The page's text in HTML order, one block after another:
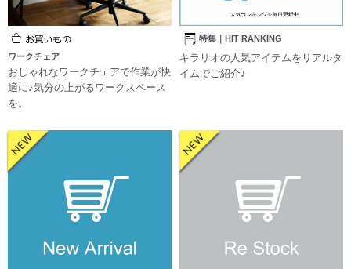
ワークチェア
おしゃれなワークチェアで作業が快
適に♪気分の上がるワークスペース
を。
特集｜HIT RANKING
キラリオの人気アイテムをリアルタ
イムでご紹介♪